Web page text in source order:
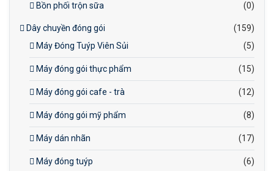
Bồn phối trộn sữa (0)
Dây chuyền đóng gói
(159)
Máy Đóng Tuýp Viên Sủi
(5)
Máy đóng gói thực phẩm (15)
Máy đóng gói cafe - trà (12)
Máy đóng gói mỹ phẩm (8)
Máy dán nhãn (17)
Máy đóng tuýp (6)